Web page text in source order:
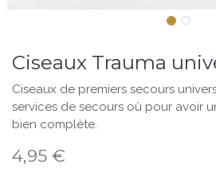
Ciseaux Trauma
Ciseaux de premiers secours
services de secours où pour avoir
bien complète.
4,95 €